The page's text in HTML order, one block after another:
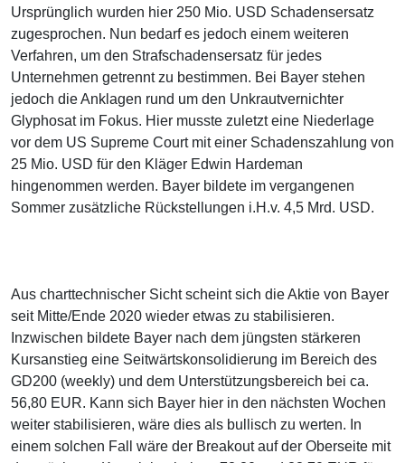
Ursprünglich wurden hier 250 Mio. USD Schadensersatz
zugesprochen. Nun bedarf es jedoch einem weiteren
Verfahren, um den Strafschadensersatz für jedes
Unternehmen getrennt zu bestimmen. Bei Bayer stehen
jedoch die Anklagen rund um den Unkrautvernichter
Glyphosat im Fokus. Hier musste zuletzt eine Niederlage
vor dem US Supreme Court mit einer Schadenszahlung von
25 Mio. USD für den Kläger Edwin Hardeman
hingenommen werden. Bayer bildete im vergangenen
Sommer zusätzliche Rückstellungen i.H.v. 4,5 Mrd. USD.
Aus charttechnischer Sicht scheint sich die Aktie von Bayer
seit Mitte/Ende 2020 wieder etwas zu stabilisieren.
Inzwischen bildete Bayer nach dem jüngsten stärkeren
Kursanstieg eine Seitwärtskonsolidierung im Bereich des
GD200 (weekly) und dem Unterstützungsbereich bei ca.
56,80 EUR. Kann sich Bayer hier in den nächsten Wochen
weiter stabilisieren, wäre dies als bullisch zu werten. In
einem solchen Fall wäre der Breakout auf der Oberseite mit